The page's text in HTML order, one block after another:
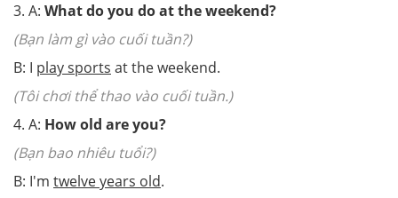
3. A: What do you do at the weekend?
(Bạn làm gì vào cuối tuần?)
B: I play sports at the weekend.
(Tôi chơi thể thao vào cuối tuần.)
4. A: How old are you?
(Bạn bao nhiêu tuổi?)
B: I'm twelve years old.